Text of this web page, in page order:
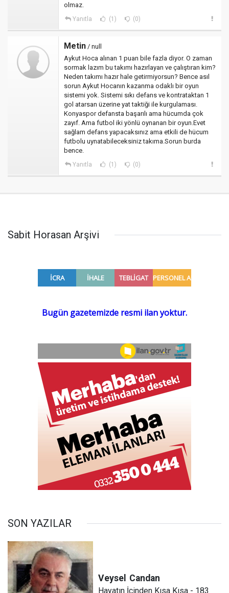
olmaz.
Yanıtla (1) (0)
Metin / null
Aykut Hoca alınan 1 puan bile fazla diyor. O zaman
sormak lazım bu takımı hazırlayan ve çalıştıran kim?
Neden takımı hazır hale getirmiyorsun? Bence asıl
sorun Aykut Hocanın kazanma odaklı bir oyun
sistemi yok. Sistemi sıkı defans ve kontrataktan 1
gol atarsan üzerine yat taktiği ile kurgulaması.
Konyaspor defansta başarılı ama hücumda çok
zayıf. Ama futbol iki yönlü oynanan bir oyun.Evet
sağlam defans yapacaksınız ama etkili de hücum
futbolu uynatabileceksiniz takıma.Sorun burda
bence.
Yanıtla (1) (0)
Sabit Horasan Arşivi
SON YAZILAR
Veysel Candan
Hayatın İçinden Kısa Kısa - 183